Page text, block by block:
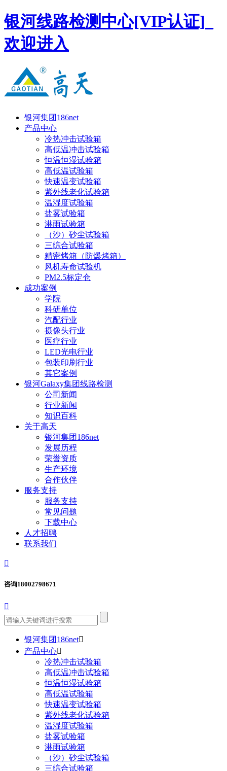
银河线路检测中心[VIP认证]_
欢迎进入
银河集团186net
产品中心
冷热冲击试验箱
高低温冲击试验箱
恒温恒湿试验箱
高低温试验箱
快速温变试验箱
紫外线老化试验箱
温湿度试验箱
盐雾试验箱
淋雨试验箱
（沙）砂尘试验箱
三综合试验箱
精密烤箱（防爆烤箱）
风机寿命试验机
PM2.5标定仓
成功案例
学院
科研单位
汽配行业
摄像头行业
医疗行业
LED光电行业
包装印刷行业
其它案例
银河Galaxy集团线路检测
公司新闻
行业新闻
知识百科
关于高天
银河集团186net
发展历程
荣誉资质
生产环境
合作伙伴
服务支持
服务支持
常见问题
下载中心
人才招聘
联系我们

咨询18002798671

银河集团186net
产品中心
冷热冲击试验箱
高低温冲击试验箱
恒温恒湿试验箱
高低温试验箱
快速温变试验箱
紫外线老化试验箱
温湿度试验箱
盐雾试验箱
淋雨试验箱
（沙）砂尘试验箱
三综合试验箱